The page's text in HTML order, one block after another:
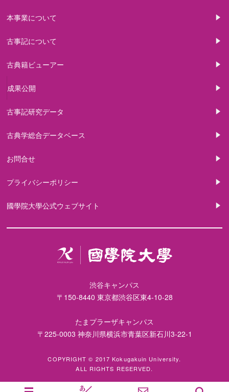
本事業について
古事記について
古典籍ビューアー
成果公開
古事記研究データ
古典学総合データベース
お問合せ
プライバシーポリシー
國學院大學公式ウェブサイト
渋谷キャンパス
〒150-8440 東京都渋谷区東4-10-28
たまプラーザキャンパス
〒225-0003 神奈川県横浜市青葉区新石川3-22-1
COPYRIGHT © 2017 Kokugakuin University.
ALL RIGHTS RESERVED.